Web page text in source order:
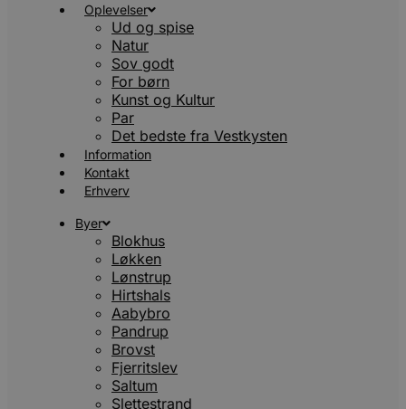
Oplevelser
Ud og spise
Natur
Sov godt
For børn
Kunst og Kultur
Par
Det bedste fra Vestkysten
Information
Kontakt
Erhverv
Byer
Blokhus
Løkken
Lønstrup
Hirtshals
Aabybro
Pandrup
Brovst
Fjerritslev
Saltum
Slettestrand